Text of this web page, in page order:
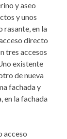
y aseo
y unos
rasante, en la
directo
tres accesos
existente
de nueva
fachada y
en la fachada
acceso